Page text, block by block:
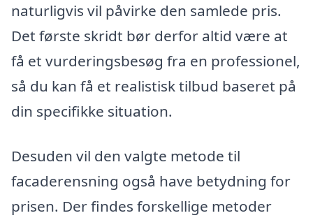
naturligvis vil påvirke den samlede pris.
Det første skridt bør derfor altid være at
få et vurderingsbesøg fra en professionel,
så du kan få et realistisk tilbud baseret på
din specifikke situation.
Desuden vil den valgte metode til
facaderensning også have betydning for
prisen. Der findes forskellige metoder